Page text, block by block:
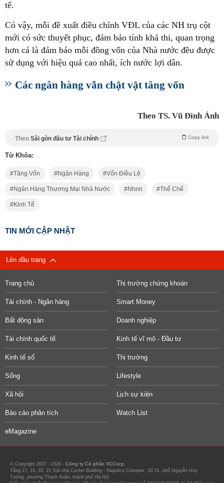
tế.
Có vậy, mỗi đề xuất điều chỉnh VĐL của các NH trụ cột
mới có sức thuyết phục, đảm bảo tính khả thi, quan trọng
hơn cả là đảm bảo mỗi đồng vốn của Nhà nước đều được
sử dụng với hiệu quả cao nhất, ích nước lợi dân.
Các ngân hàng vẫn chật vật tăng vốn
Theo TS. Vũ Đình Ánh
Theo Sài gòn đầu tư Tài chính Copy link
Từ Khóa:
Tăng Vốn Ngân Hàng Vốn Điều Lệ
Ngân Hàng Thương Mại Nhà Nước Nhnn Thể Chế
Kinh Tế
TIN MỚI CẬP NHẬT
Lên đầu trang
Trang chủ Thị trường chứng khoán
Tài chính - Ngân hàng Smart Money
Bất động sản Doanh nghiệp
Tài chính quốc tế Kinh tế vĩ mô - Đầu tư
Kinh tế số Thị trường
Sống Lifestyle
Xã hội Lịch sự kiện
Báo cáo phân tích Watch List
eMagazine
© Copyright 2007 - 2026 - Công ty Cổ phần VCCorp.
Tầng 17, 19, 20, 21 Toà nhà Center Building - Hapulico Complex, Số 01, phố Nguyễn Huy
Tưởng, phường Thanh Xuân, thành phố Hà Nội